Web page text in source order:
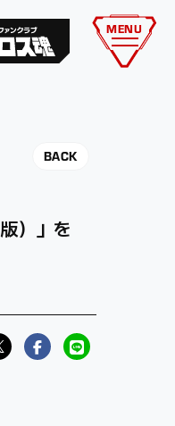
MENU
BACK
）」を